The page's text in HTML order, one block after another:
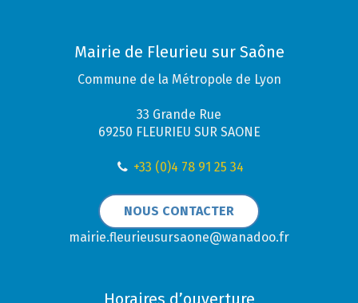
Mairie de Fleurieu sur Saône
Commune de la Métropole de Lyon
33 Grande Rue
69250 FLEURIEU SUR SAONE
+33 (0)4 78 91 25 34
NOUS CONTACTER
mairie.fleurieusursaone@wanadoo.fr